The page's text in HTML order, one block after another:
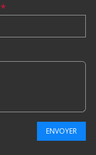
*
ENVOYER